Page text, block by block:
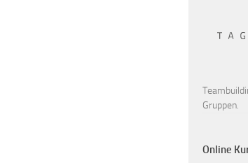
Gruppen.
Online